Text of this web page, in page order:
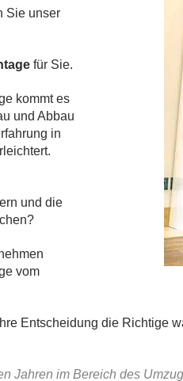
Sie unser
für Sie.
kommt es
und Abbau
in
und die
vom
Entscheidung die Richtige
Jahren im Bereich des